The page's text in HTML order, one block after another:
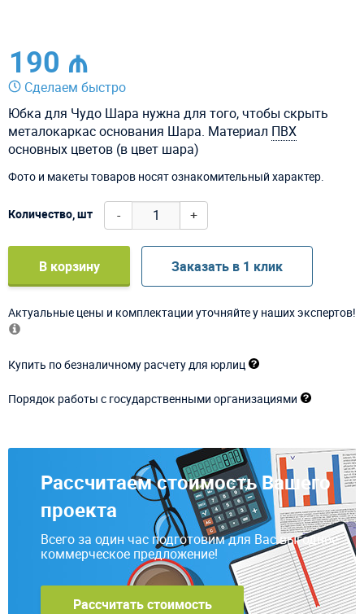
190 ₼
Сделаем быстро
Юбка для Чудо Шара нужна для того, чтобы скрыть
металокаркас основания Шара. Материал ПВХ
основных цветов (в цвет шара)
Фото и макеты товаров носят ознакомительный характер.
Количество, шт - +
В корзину Заказать в 1 клик
Актуальные цены и комплектации уточняйте у наших экспертов!
Купить по безналичному расчету для юрлиц
Порядок работы с государственными организациями
Рассчитаем стоимость Вашего
проекта
Всего за один час подготовим для Вас выгодное
коммерческое предложение!
Рассчитать стоимость